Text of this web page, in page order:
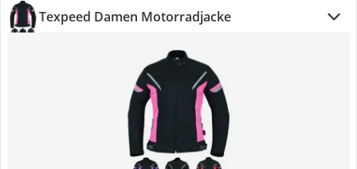
Texpeed Damen Motorradjacke